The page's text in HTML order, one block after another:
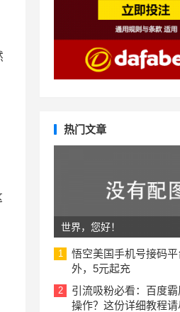
热门文章
世界，您好！
1
悟空美国手机号接码平
外，5元起充
2
引流吸粉必看：百度
操作？这份详细教程请